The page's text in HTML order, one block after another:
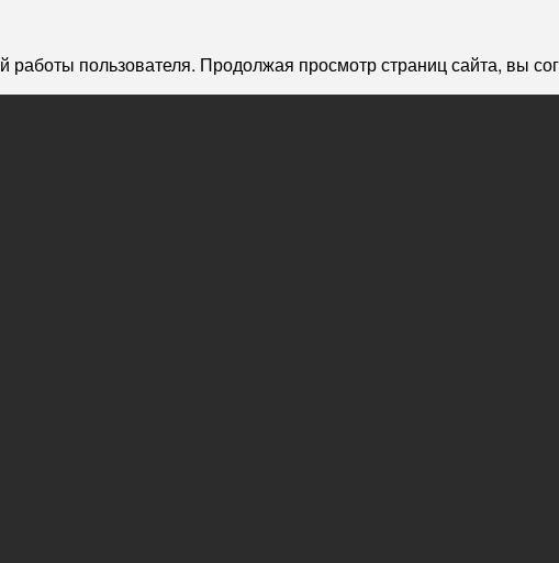
пользователя. Продолжая просмотр страниц сайта, вы